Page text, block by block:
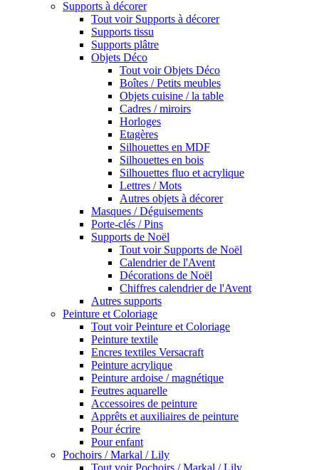
Supports à décorer
Tout voir Supports à décorer
Supports tissu
Supports plâtre
Objets Déco
Tout voir Objets Déco
Boîtes / Petits meubles
Objets cuisine / la table
Cadres / miroirs
Horloges
Etagères
Silhouettes en MDF
Silhouettes en bois
Silhouettes fluo et acrylique
Lettres / Mots
Autres objets à décorer
Masques / Déguisements
Porte-clés / Pins
Supports de Noël
Tout voir Supports de Noël
Calendrier de l'Avent
Décorations de Noël
Chiffres calendrier de l'Avent
Autres supports
Peinture et Coloriage
Tout voir Peinture et Coloriage
Peinture textile
Encres textiles Versacraft
Peinture acrylique
Peinture ardoise / magnétique
Feutres aquarelle
Accessoires de peinture
Apprêts et auxiliaires de peinture
Pour écrire
Pour enfant
Pochoirs / Markal / Lily
Tout voir Pochoirs / Markal / Lily